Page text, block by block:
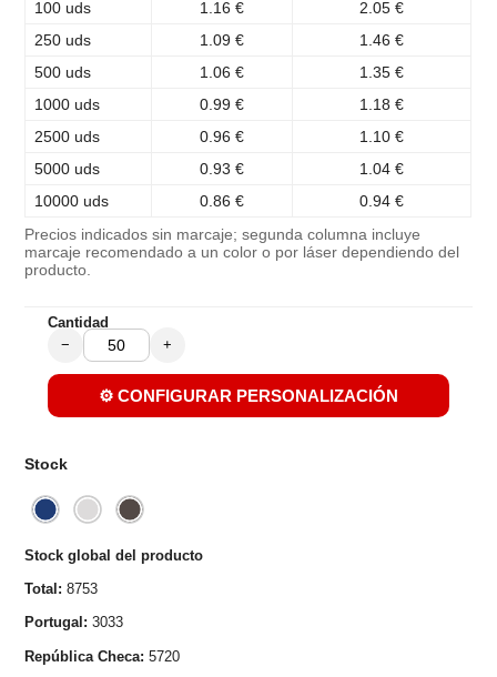
100 uds
1.16 €
2.05 €
250 uds
1.09 €
1.46 €
500 uds
1.06 €
1.35 €
1000 uds
0.99 €
1.18 €
2500 uds
0.96 €
1.10 €
5000 uds
0.93 €
1.04 €
10000 uds
0.86 € 0.94 €
Precios indicados sin marcaje; segunda columna incluye
marcaje recomendado a un color o por láser dependiendo del
producto.
Cantidad
− +
⚙️ CONFIGURAR PERSONALIZACIÓN
Stock
Stock global del producto
Total: 8753
Portugal: 3033
República Checa: 5720